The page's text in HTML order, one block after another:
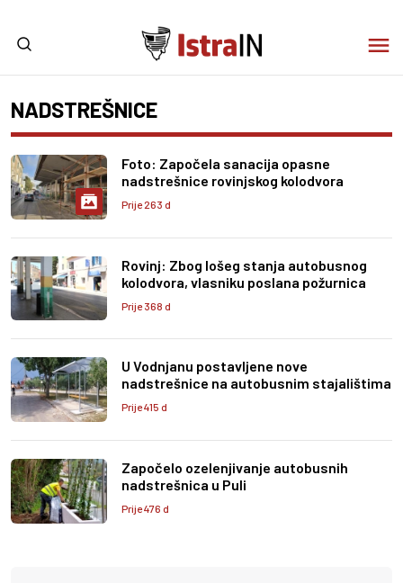
NADSTREŠNICE
Foto: Započela sanacija opasne
nadstrešnice rovinjskog kolodvora
Prije 263 d
Rovinj: Zbog lošeg stanja autobusnog
kolodvora, vlasniku poslana požurnica
Prije 368 d
U Vodnjanu postavljene nove
nadstrešnice na autobusnim stajalištima
Prije 415 d
Započelo ozelenjivanje autobusnih
nadstrešnica u Puli
Prije 476 d